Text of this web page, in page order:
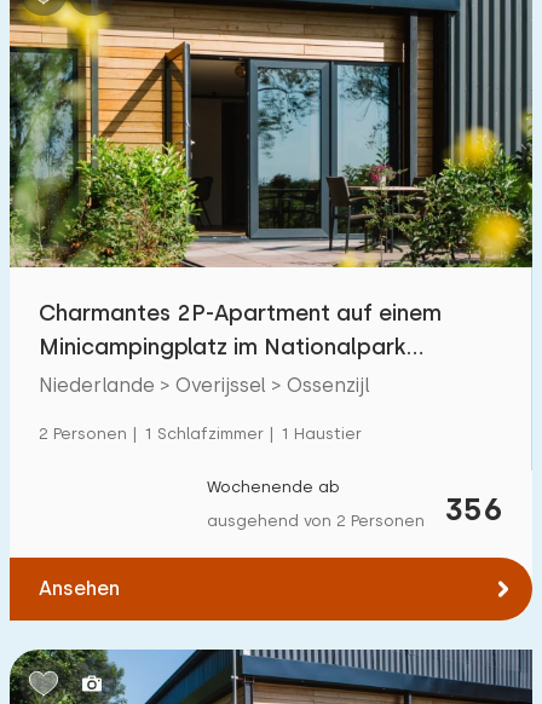
Kinderfreundlich
Kindermöbel
Eingezäunter Garten
Spielgeräte im Garten 11
Hallenbad 0
Freibad 0
Kinderanimation
Kindereinrichtungen im Park
Zugänglichkeit
Eingeschränkte Mobilität
Rollstuhlgerecht
Hilfsmittel 11
Charmantes 2P-Apartment auf einem
Minicampingplatz im Nationalpark
Weerribben-Wieden
Niederlande > Overijssel > Ossenzijl
2 Personen | 1 Schlafzimmer | 1 Haustier
356
Wochenende ab
ausgehend von 2 Personen
Ansehen